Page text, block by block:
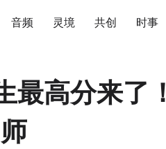
音频 灵境 共创 时事
高分来了！